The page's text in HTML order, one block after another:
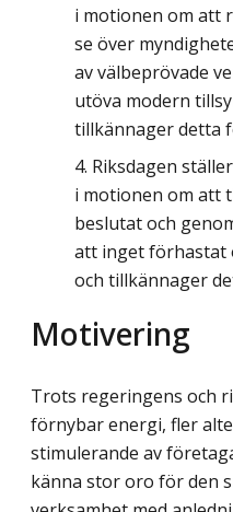
i motionen om att
se över
av välbeprövade
utöva modern
tillkännager detta
Riksdagen
i motionen om att
beslutat och
att inget förhastat
och tillkännager
Motivering
Trots regeringens och
förnybar energi, fler
stimulerande av
känna stor oro för den